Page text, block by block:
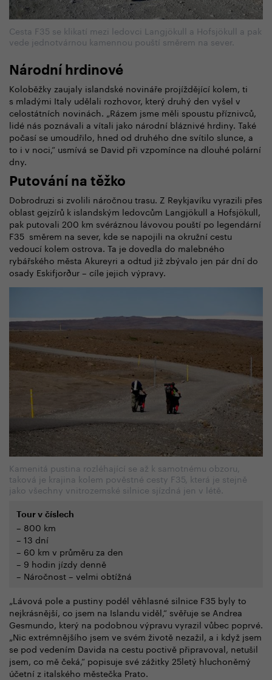
Cesta F35 se klikatí mezi ledovci Langjökull a Hofsjökull a pak
vede jednotvárnou kamennou pouští směrem na sever.
Národní hrdinové
Koloběžky zaujaly islandské novináře projíždějící kolem, ti
s mladými Italy udělali rozhovor, který druhý den vyšel v
celostátních novinách. „Rázem jsme měli spoustu příznivců,
lidé nás poznávali a vítali jako národní bláznivé hrdiny. Také
počasí se umoudřilo, hned od druhého dne svítilo slunce, a
to i v noci,“ usmívá se David při vzpomínce na dlouhé polární
dny.
Putování na těžko
Dobrodruzi si zvolili náročnou trasu. Z Reykjavíku vyrazili přes
oblast gejzírů k islandským ledovcům Langjökull a Hofsjökull,
pak putovali 200 km svéráznou lávovou pouští po legendární
F35 směrem na sever, kde se napojili na okružní cestu
vedoucí kolem ostrova. Ta je dovedla do malebného
rybářského města Akureyri a odtud již zbývalo jen pár dní do
osady Eskifjorður – cíle jejich výpravy.
Kamenitá pustina rozléhající se až k samotnému obzoru,
taková je krajina kolem pověstné cesty F35, která je stejně
jako všechny vnitrozemské silnice sjízdná jen v létě.
Tour v číslech
– 800 km
– 13 dní
– 60 km v průměru za den
– 9 hodin jízdy denně
– Náročnost – velmi obtížná
„Lávová pole a pustiny podél věhlasné silnice F35 byly to
nejkrásnější, co jsem na Islandu viděl,“ svěřuje se Andrea
Gesmundo, který na podobnou výpravu vyrazil vůbec poprvé.
„Nic extrémnějšího jsem ve svém životě nezažil, a i když jsem
se pod vedením Davida na cestu poctivě připravoval, netušil
jsem, co mě čeká,“ popisuje své zážitky 25letý hluchoněmý
účetní z italského městečka Prato.